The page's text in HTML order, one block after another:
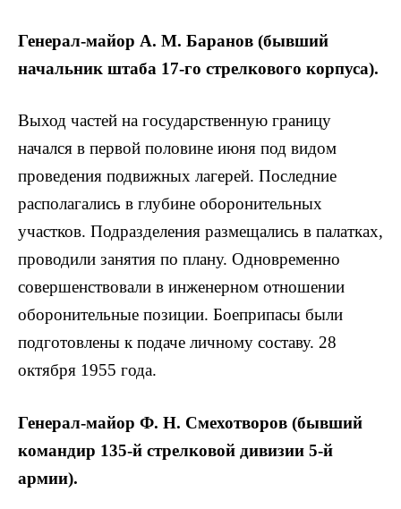
Генерал-майор А. М. Баранов (бывший
начальник штаба 17-го стрелкового корпуса).
Выход частей на государственную границу
начался в первой половине июня под видом
проведения подвижных лагерей. Последние
располагались в глубине оборонительных
участков. Подразделения размещались в палатках,
проводили занятия по плану. Одновременно
совершенствовали в инженерном отношении
оборонительные позиции. Боеприпасы были
подготовлены к подаче личному составу. 28
октября 1955 года.
Генерал-майор Ф. Н. Смехотворов (бывший
командир 135-й стрелковой дивизии 5-й
армии).